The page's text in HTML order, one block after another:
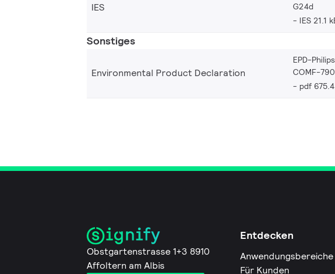
IES
G24d
IES 21.1
Sonstiges
Environmental Product Declaration
EPD-
COMF-
pdf
Obstgartenstrasse 1+3 8910
Affoltern am Albis
Entdecken
Anwendungsbereiche
Für Kunden